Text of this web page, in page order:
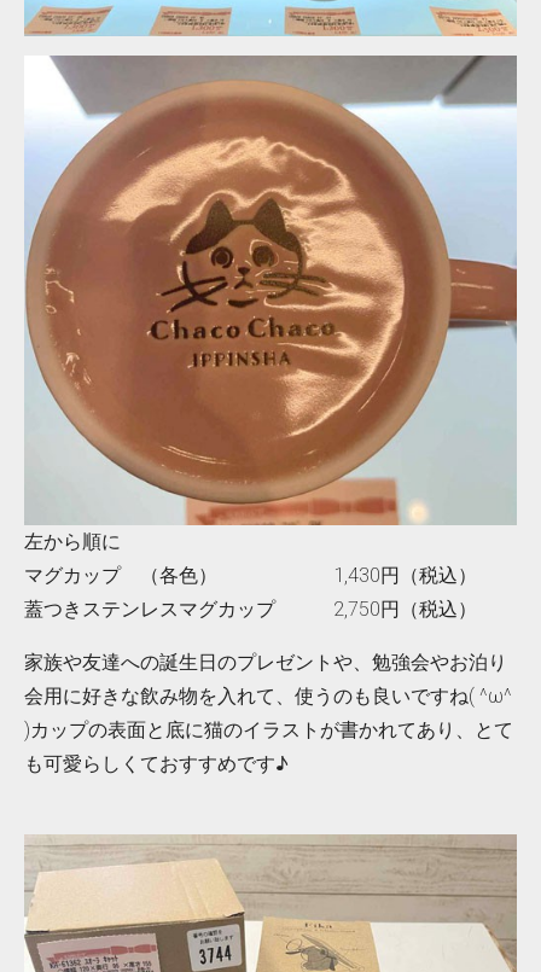
左から順に
マグカップ （各色） 1,430円（税込）
蓋つきステンレスマグカップ 2,750円（税込）
家族や友達への誕生日のプレゼントや、勉強会やお泊り
会用に好きな飲み物を入れて、使うのも良いですね( ^ω^
)カップの表面と底に猫のイラストが書かれてあり、とて
も可愛らしくておすすめです♪